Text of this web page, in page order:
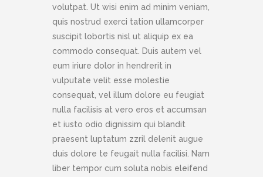
volutpat. Ut wisi enim ad minim veniam,
quis nostrud exerci tation ullamcorper
suscipit lobortis nisl ut aliquip ex ea
commodo consequat. Duis autem vel
eum iriure dolor in hendrerit in
vulputate velit esse molestie
consequat, vel illum dolore eu feugiat
nulla facilisis at vero eros et accumsan
et iusto odio dignissim qui blandit
praesent luptatum zzril delenit augue
duis dolore te feugait nulla facilisi. Nam
liber tempor cum soluta nobis eleifend